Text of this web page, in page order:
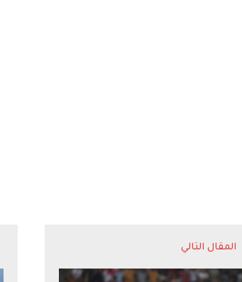
المقال التالي